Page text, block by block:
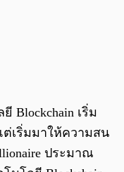
Blockchain เริ่ม
เริ่มมาให้ความสน
ประมาณ